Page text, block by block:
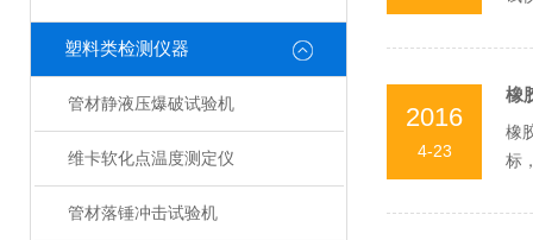
塑料类检测仪器
管材静液压爆破试验机
维卡软化点温度测定仪
管材落锤冲击试验机
2016
4-23
橡
橡
标